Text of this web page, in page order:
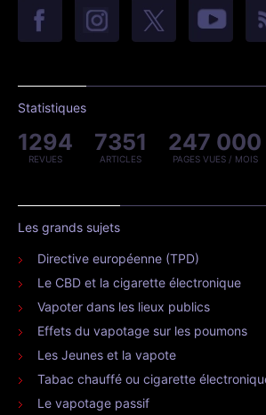
Statistiques
1294
REVUES
7351
ARTICLES
247 000
PAGES VUES / MOIS
Les grands sujets
Directive européenne (TPD)
Le CBD et la cigarette électronique
Vapoter dans les lieux publics
Effets du vapotage sur les poumons
Les Jeunes et la vapote
Tabac chauffé ou cigarette
Le vapotage passif